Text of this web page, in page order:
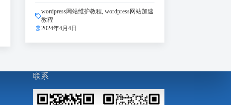
wordpress网站维护教程 wordpress网站加速
教程
2024年4月4日
联系